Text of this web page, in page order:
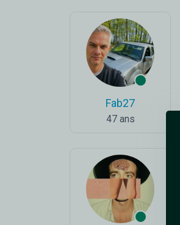
Fab27
47 ans